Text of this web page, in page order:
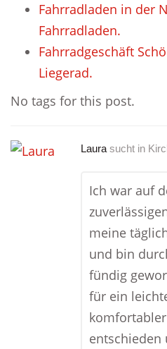
Fahrradladen in der
Fahrradladen.
Fahrradgeschäft
Liegerad.
No tags for this post.
Laura sucht in
Ich war auf
meine
und bin
fündig
für ein